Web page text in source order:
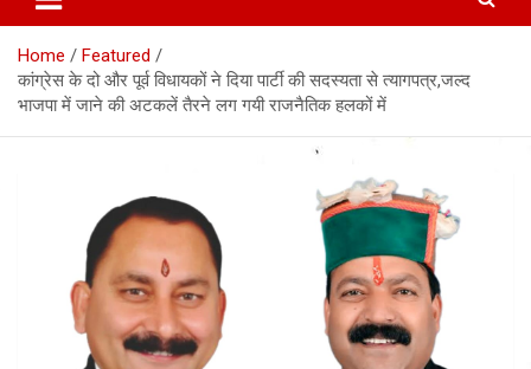
News, Uttarakhand News in
Hindi
Home
Featured
कांग्रेस के दो और पूर्व विधायकों ने दिया पार्टी की सदस्यता से त्यागपत्र,जल्द
भाजपा में जाने की अटकलें तैरने लग गयी राजनैतिक हलकों में